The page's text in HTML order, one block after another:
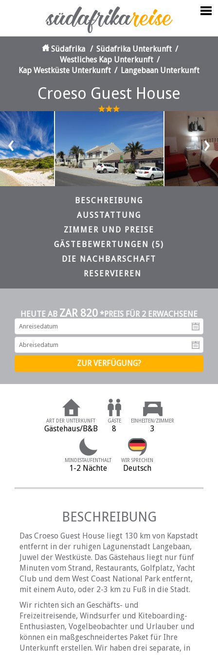
Südafrika / Südafrika Unterkunft /
Westliches Kap Unterkunft /
Kap Westküste Unterkunft / Langebaan Unterkunft
Croeso Guest House
‹ ›
BESCHREIBUNG
AUSSTATTUNG
ZIMMER UND PREISE
GÄSTEBEWERTUNGEN (5)
DIE NACHBARSCHAFT
RESERVIEREN
HEUTE AB ZAR 820 *PREIS FÜR 2 ERWACHSENE
ART DER UNTERKUNFT
Gästehaus/B&B
GÄSTE
8
EINHEITEN/ZIMMER
3
MINDESTAUFENTHALT
1-2 Nächte
WIR SPRECHEN
Deutsch
BESCHREIBUNG
Das Croeso Guest House liegt 130 km von Kapstadt
entfernt in der ruhigen Lagunenstadt Langebaan,
Juwel der Westküste. Das Gästehaus liegt nur fünf
Minuten vom Strand, Restaurants, Golfplatz, Yacht
Club und dem West Coast National Park entfernt,
mit einem Auto, oder 2-3 km zu Fuß in die Stadt.
Wir richten sich an Geschäfts- und
Freizeitreisende, Windsurfer und Kiteboarding-
Enthusiasten, Vogelbeobachter und Urlauber und
können ein maßgeschneidertes Paket für Ihre
Unterkunft erstellen. Wir haben drei separate, in